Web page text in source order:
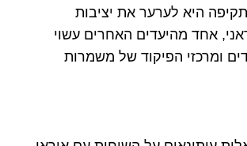
היא לערער את יציבות
אחד מהיעדים האחרים עשוי
ומרכזי הפיקוד של משמרות